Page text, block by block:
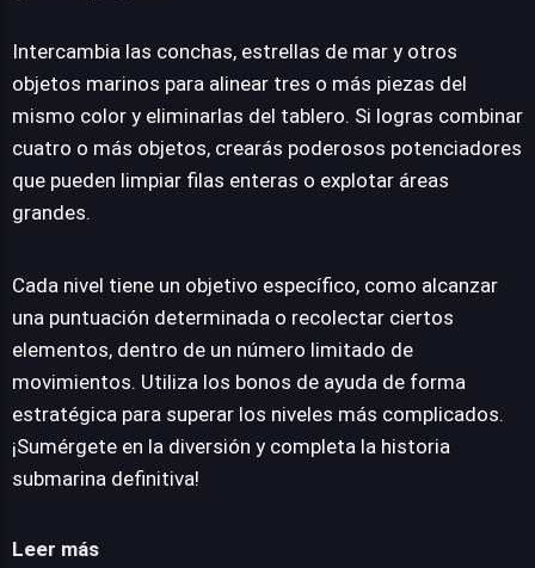
Intercambia las conchas, estrellas de mar y otros
objetos marinos para alinear tres o más piezas del
mismo color y eliminarlas del tablero. Si logras combinar
cuatro o más objetos, crearás poderosos potenciadores
que pueden limpiar filas enteras o explotar áreas
grandes.
Cada nivel tiene un objetivo específico, como alcanzar
una puntuación determinada o recolectar ciertos
elementos, dentro de un número limitado de
movimientos. Utiliza los bonos de ayuda de forma
estratégica para superar los niveles más complicados.
¡Sumérgete en la diversión y completa la historia
submarina definitiva!
Leer más